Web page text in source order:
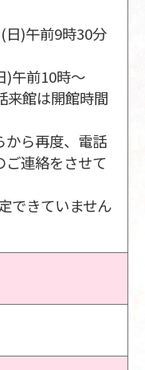
日)午前9時30分
)午前10時～
館は開館時間
から再度、電話
ご連絡をさせて
できていません